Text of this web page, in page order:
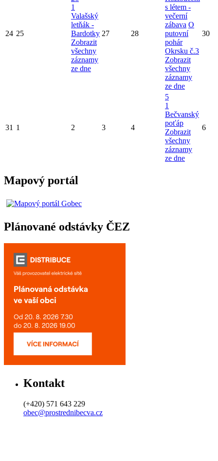
24 25
1
Valašský
letňák -
Bardotky
Zobrazit
všechny
záznamy
ze dne
27 28
s létem -
večerní
zábava O
putovní
pohár
Okrsku č.3
Zobrazit
všechny
záznamy
ze dne
30
31 1 2 3 4
5
1
Bečvanský
poťáp
Zobrazit
všechny
záznamy
ze dne
6
Mapový portál
Plánované odstávky ČEZ
Kontakt
(+420) 571 643 229
obec@prostrednibecva.cz